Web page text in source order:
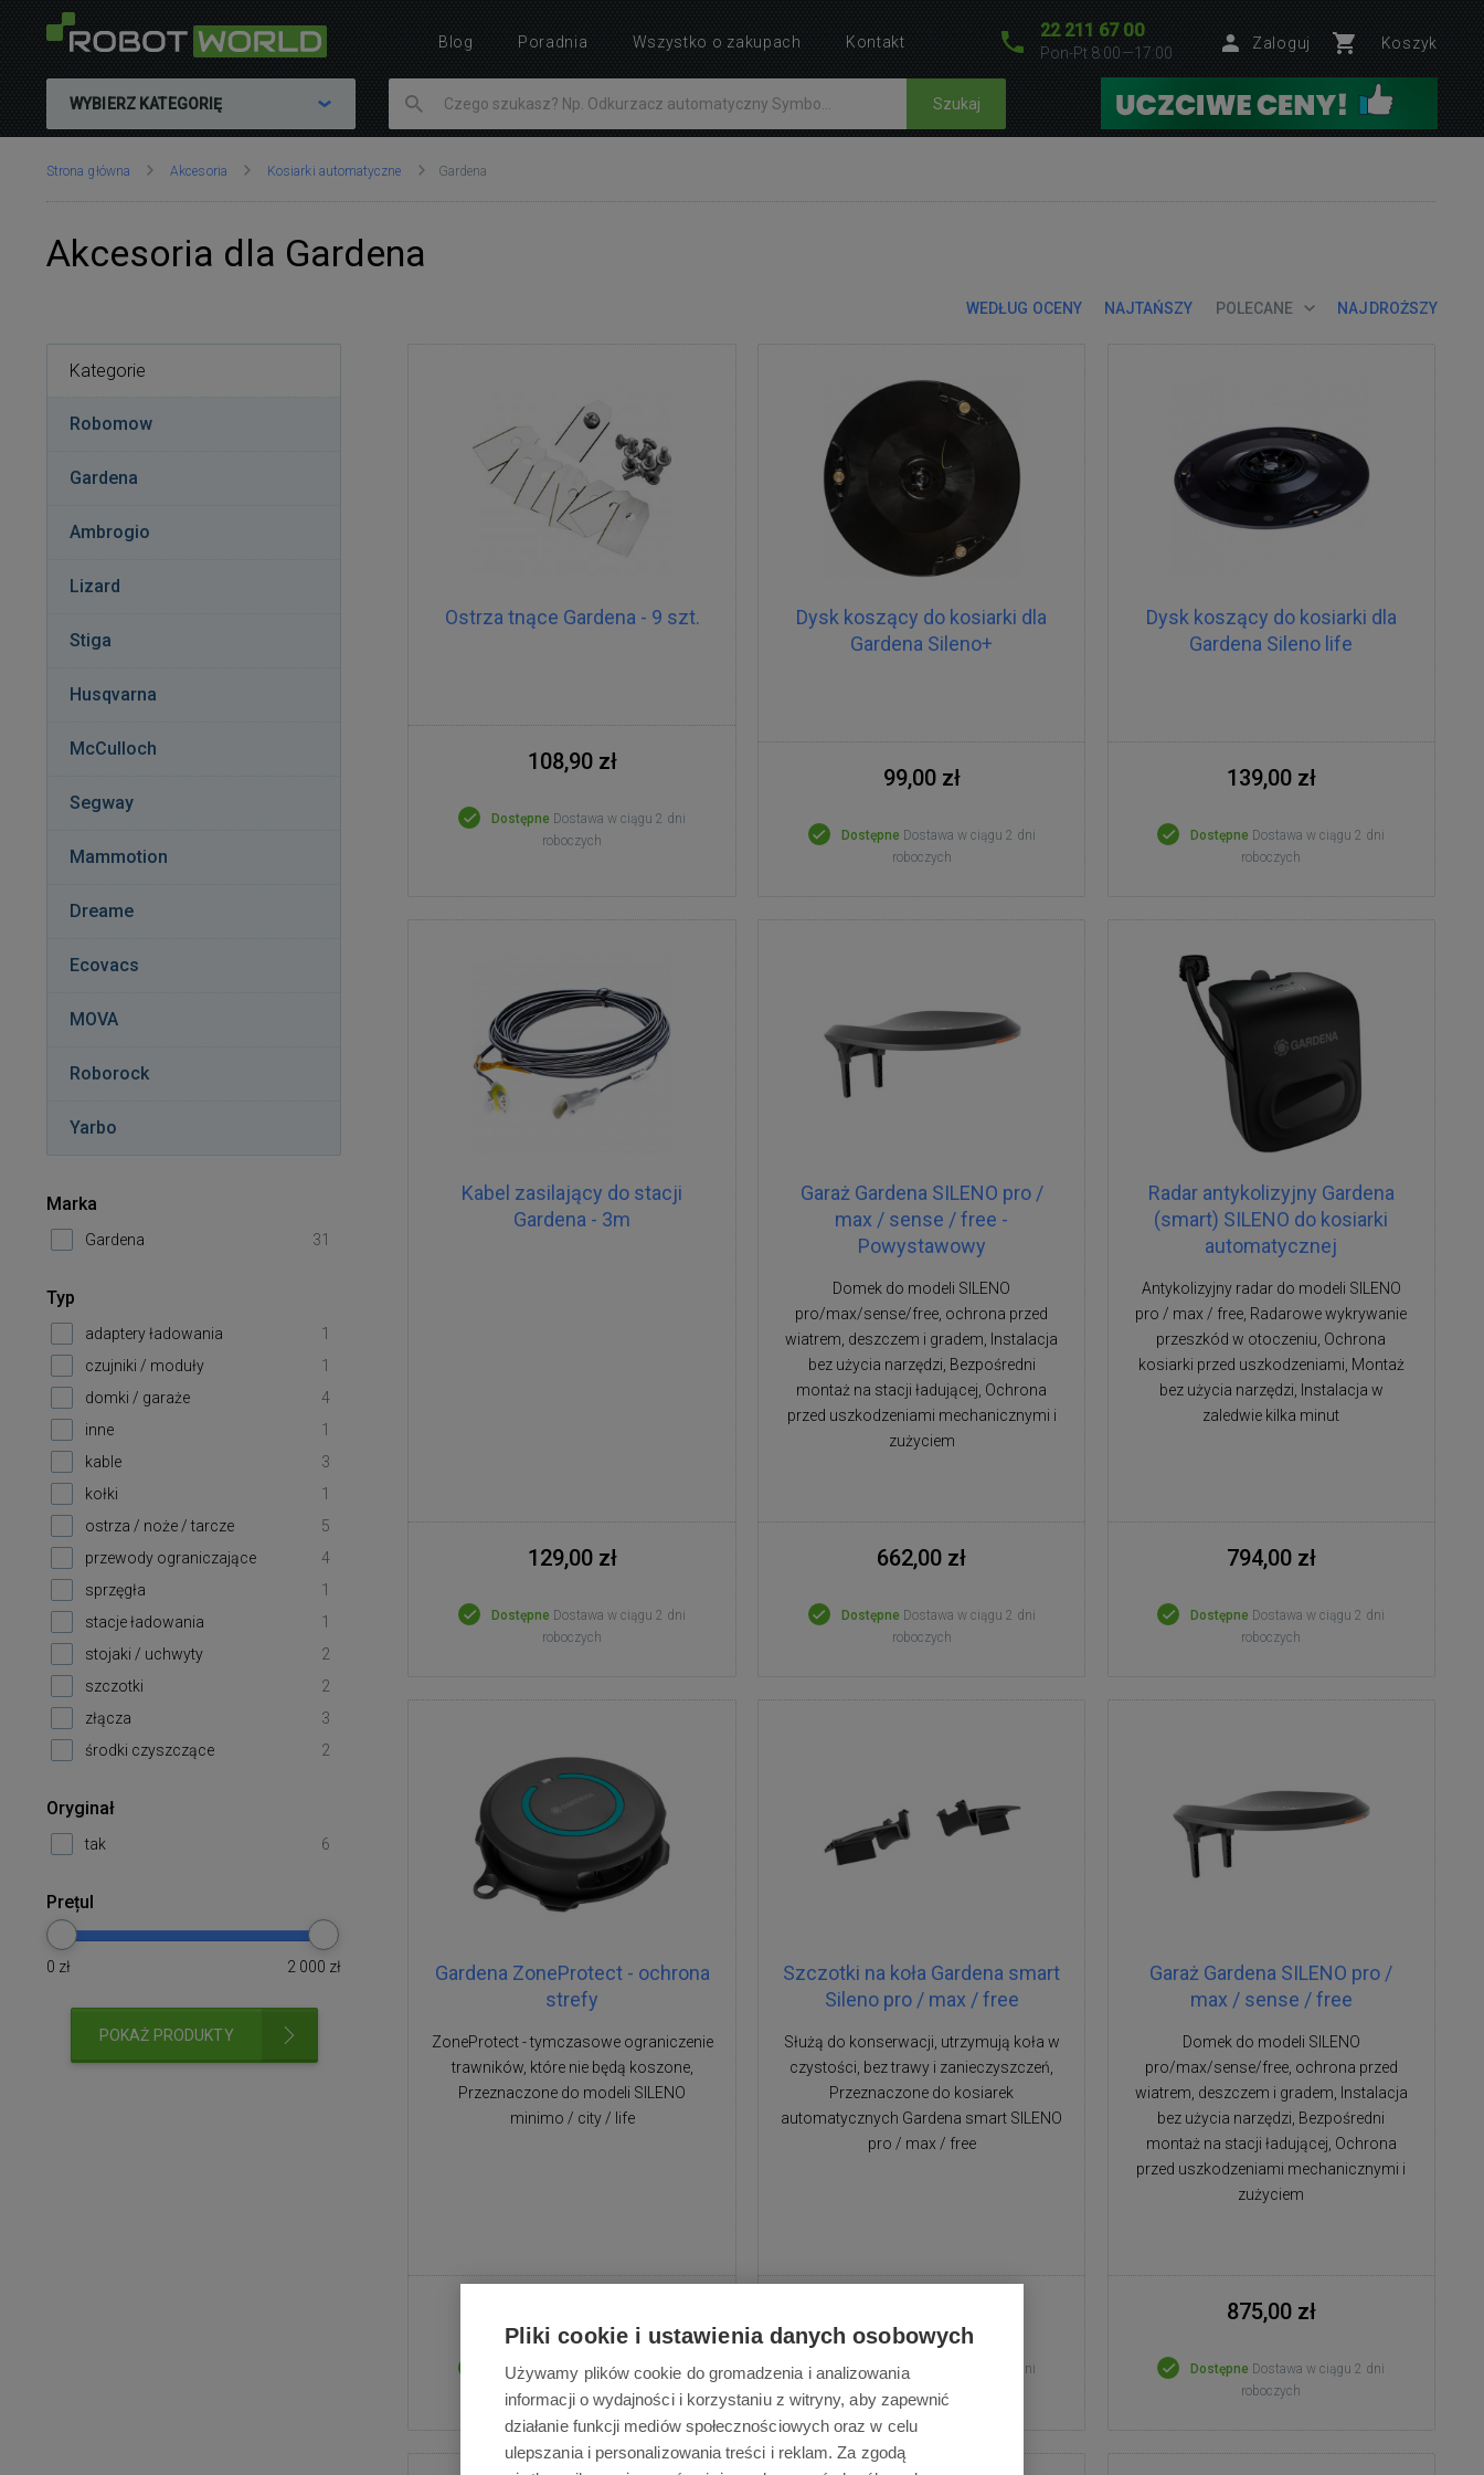
22 211 67 00
Pon-Pt 8:00—17:00
Zaloguj Koszyk
WYBIERZ KATEGORIĘ Szukaj
Znajdujesz
Strona główna Akcesoria Kosiarki automatyczne Gardena
Akcesoria dla Gardena
WEDŁUG OCENY NAJTAŃSZY POLECANE NAJDROŻSZY
Ostrza tnące Gardena - 9 szt.
108,90 zł
Dostępne Dostawa w ciągu 2 dni
roboczych
Dysk koszący do kosiarki dla
Gardena Sileno+
99,00 zł
Dostępne Dostawa w ciągu 2 dni
roboczych
Dysk koszący do kosiarki dla
Gardena Sileno life
139,00 zł
Dostępne Dostawa w ciągu 2 dni
roboczych
Kabel zasilający do stacji
Gardena - 3m
129,00 zł
Dostępne Dostawa w ciągu 2 dni
roboczych
Garaż Gardena SILENO pro /
max / sense / free -
Powystawowy
Domek do modeli SILENO
pro/max/sense/free, ochrona przed
wiatrem, deszczem i gradem, Instalacja
bez użycia narzędzi, Bezpośredni
montaż na stacji ładującej, Ochrona
przed uszkodzeniami mechanicznymi i
zużyciem
662,00 zł
Dostępne Dostawa w ciągu 2 dni
roboczych
Radar antykolizyjny Gardena
(smart) SILENO do kosiarki
automatycznej
Antykolizyjny radar do modeli SILENO
pro / max / free, Radarowe wykrywanie
przeszkód w otoczeniu, Ochrona
kosiarki przed uszkodzeniami, Montaż
bez użycia narzędzi, Instalacja w
zaledwie kilka minut
794,00 zł
Dostępne Dostawa w ciągu 2 dni
roboczych
Gardena ZoneProtect - ochrona
strefy
ZoneProtect - tymczasowe ograniczenie
trawników, które nie będą koszone,
Przeznaczone do modeli SILENO
minimo / city / life
Dostępne Dostawa w ciągu 2 dni
roboczych
Szczotki na koła Gardena smart
Sileno pro / max / free
Służą do konserwacji, utrzymują koła w
czystości, bez trawy i zanieczyszczeń,
Przeznaczone do kosiarek
automatycznych Gardena smart SILENO
pro / max / free
Dostępne Dostawa w ciągu 2 dni
roboczych
Garaż Gardena SILENO pro /
max / sense / free
Domek do modeli SILENO
pro/max/sense/free, ochrona przed
wiatrem, deszczem i gradem, Instalacja
bez użycia narzędzi, Bezpośredni
montaż na stacji ładującej, Ochrona
przed uszkodzeniami mechanicznymi i
zużyciem
875,00 zł
Dostępne Dostawa w ciągu 2 dni
roboczych
Kategorie
Robomow
Gardena
Ambrogio
Lizard
Stiga
Husqvarna
McCulloch
Segway
Mammotion
Dreame
Ecovacs
MOVA
Roborock
Yarbo
Marka
Gardena 31
Typ
adaptery ładowania
1
czujniki / moduły
1
domki / garaże
4
inne
1
kable
3
kołki
1
ostrza / noże / tarcze
5
przewody ograniczające
4
sprzęgła
1
stacje ładowania
1
stojaki / uchwyty
2
szczotki
2
złącza
3
środki czyszczące
2
Oryginał
tak 6
Prețul
0 zł 2 000 zł
POKAŻ PRODUKTY
Blog Poradnia Wszystko o zakupach Kontakt
Pliki cookie i ustawienia danych osobowych
Używamy plików cookie do gromadzenia i analizowania
informacji o wydajności i korzystaniu z witryny, aby zapewnić
działanie funkcji mediów społecznościowych oraz w celu
ulepszania i personalizowania treści i reklam. Za zgodą